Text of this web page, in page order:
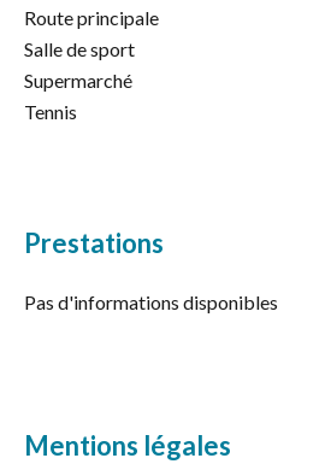
Route principale
Salle de sport
Supermarché
Tennis
Prestations
Pas d'informations disponibles
Mentions légales